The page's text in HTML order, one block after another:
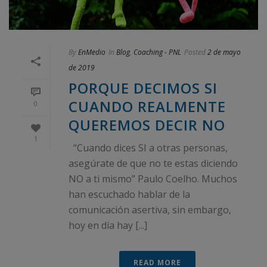
0
1
ByEnMedio In Blog, Coaching - PNL Posted2 de mayo
de 2019
PORQUE DECIMOS SI
CUANDO REALMENTE
QUEREMOS DECIR NO
“Cuando dices SI a otras personas,
asegúrate de que no te estas diciendo
NO a ti mismo” Paulo Coelho. Muchos
han escuchado hablar de la
comunicación asertiva, sin embargo,
hoy en día hay [...]
READ MORE